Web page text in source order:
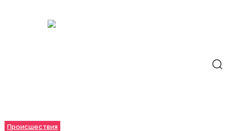
Происшествия